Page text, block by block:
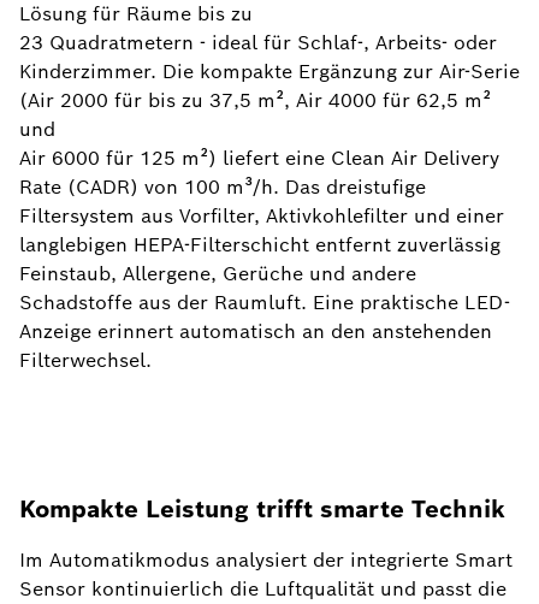
Lösung für Räume bis zu
23 Quadratmetern - ideal für Schlaf-, Arbeits- oder
Kinderzimmer. Die kompakte Ergänzung zur Air-Serie
(Air 2000 für bis zu 37,5 m², Air 4000 für 62,5 m²
und
Air 6000 für 125 m²) liefert eine Clean Air Delivery
Rate (CADR) von 100 m³/h. Das dreistufige
Filtersystem aus Vorfilter, Aktivkohlefilter und einer
langlebigen HEPA-Filterschicht entfernt zuverlässig
Feinstaub, Allergene, Gerüche und andere
Schadstoffe aus der Raumluft. Eine praktische LED-
Anzeige erinnert automatisch an den anstehenden
Filterwechsel.
Kompakte Leistung trifft smarte Technik
Im Automatikmodus analysiert der integrierte Smart
Sensor kontinuierlich die Luftqualität und passt die